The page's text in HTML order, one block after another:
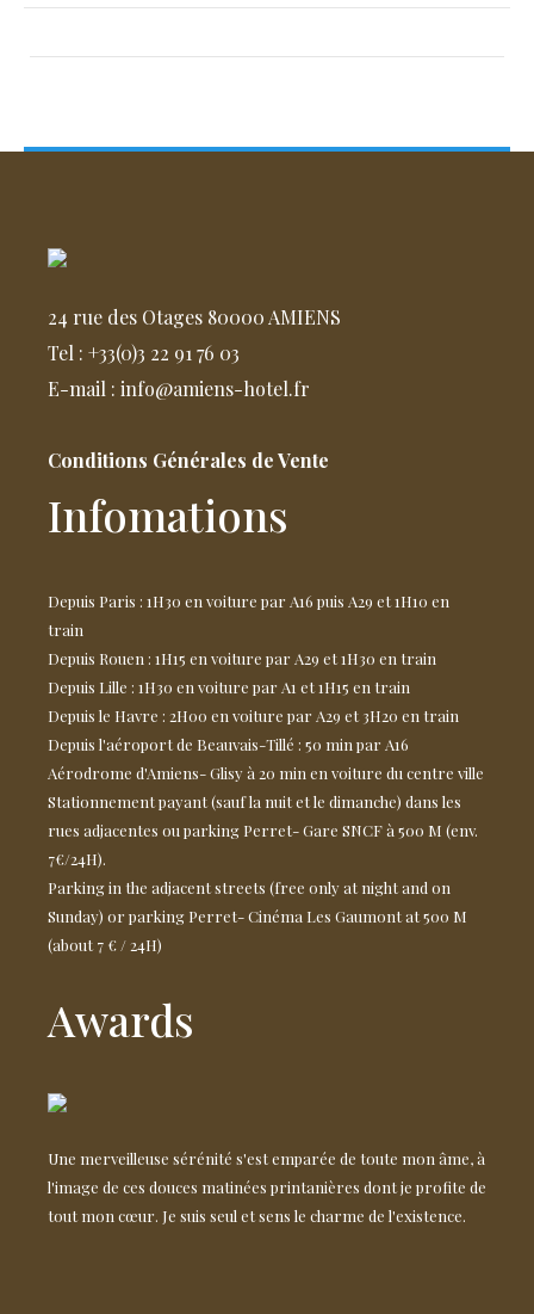
24 rue des Otages 80000 AMIENS
Tel : +33(0)3 22 91 76 03
E-mail : info@amiens-hotel.fr
Conditions Générales de Vente
Infomations
Depuis Paris : 1H30 en voiture par A16 puis A29 et 1H10 en
train
Depuis Rouen : 1H15 en voiture par A29 et 1H30 en train
Depuis Lille : 1H30 en voiture par A1 et 1H15 en train
Depuis le Havre : 2H00 en voiture par A29 et 3H20 en train
Depuis l'aéroport de Beauvais-Tillé : 50 min par A16
Aérodrome d'Amiens- Glisy à 20 min en voiture du centre ville
Stationnement payant (sauf la nuit et le dimanche) dans les
rues adjacentes ou parking Perret- Gare SNCF à 500 M (env.
7€/24H).
Parking in the adjacent streets (free only at night and on
Sunday) or parking Perret- Cinéma Les Gaumont at 500 M
(about 7 € / 24H)
Awards
Une merveilleuse sérénité s'est emparée de toute mon âme, à
l'image de ces douces matinées printanières dont je profite de
tout mon cœur. Je suis seul et sens le charme de l'existence.